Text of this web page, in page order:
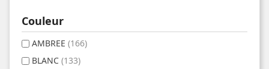
Couleur
AMBREE (166)
BLANC (133)